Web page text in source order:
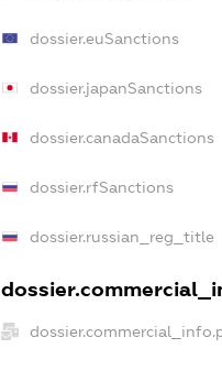
dossier.euSanctions
dossier.japanSanctions
dossier.canadaSanctions
dossier.rfSanctions
dossier.russian_reg_title